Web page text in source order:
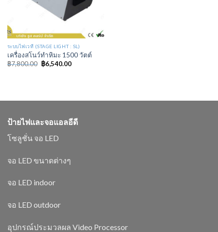
ระบบไฟเวที (STAGE LIGHT : SL)
เครื่องสโนว์ทำหิมะ 1500 วัตต์
฿7,800.00 ฿6,540.00
ป้ายไฟและจอแอลอีดี
โซลูชั่น จอ LED
จอ LED ขนาดต่างๆ
จอ LED indoor
จอ LED outdoor
อุปกรณ์ประมวลผล Video Processor